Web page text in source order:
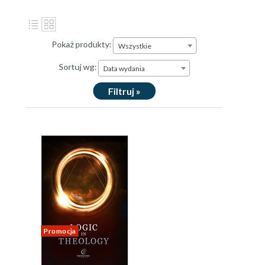
Pokaż produkty: Wszystkie
Sortuj wg: Data wydania
Filtruj »
Promocja